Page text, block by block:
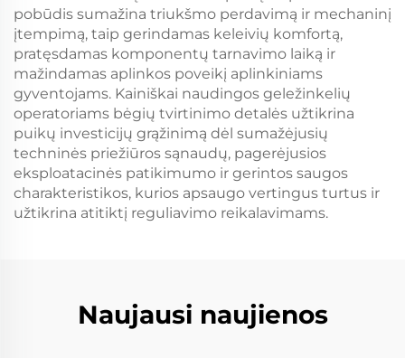
pobūdis sumažina triukšmo perdavimą ir mechaninį
įtempimą, taip gerindamas keleivių komfortą,
pratęsdamas komponentų tarnavimo laiką ir
mažindamas aplinkos poveikį aplinkiniams
gyventojams. Kainiškai naudingos geležinkelių
operatoriams bėgių tvirtinimo detalės užtikrina
puikų investicijų grąžinimą dėl sumažėjusių
techninės priežiūros sąnaudų, pagerėjusios
eksploatacinės patikimumo ir gerintos saugos
charakteristikos, kurios apsaugo vertingus turtus ir
užtikrina atitiktį reguliavimo reikalavimams.
Naujausi naujienos